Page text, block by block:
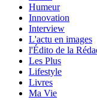
Humeur
Innovation
Interview
L'actu en images
l'Édito de la
Les Plus
Lifestyle
Livres
Ma Vie